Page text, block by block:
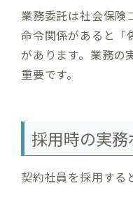
業務委託は社会保険
命令関係があると「
があります。業務の
重要です。
採用時の実務
契約社員を採用する